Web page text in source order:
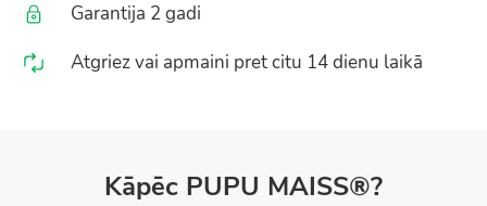
Garantija 2 gadi
Atgriez vai apmaini pret citu 14 dienu laikā
Kāpēc PUPU MAISS®?